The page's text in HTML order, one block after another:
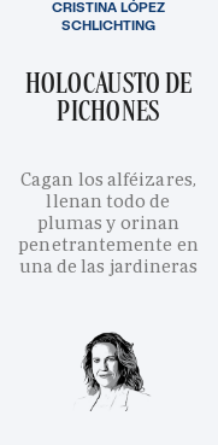
HOLOCAUSTO DE
PICHONES
Cagan los alféizares,
llenan todo de
plumas y orinan
penetrantemente en
una de las jardineras
CRISTINA LÓPEZ
SCHLICHTING